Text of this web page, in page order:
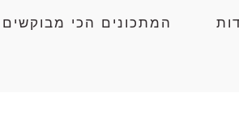
המתכונים הכי מבוקשים